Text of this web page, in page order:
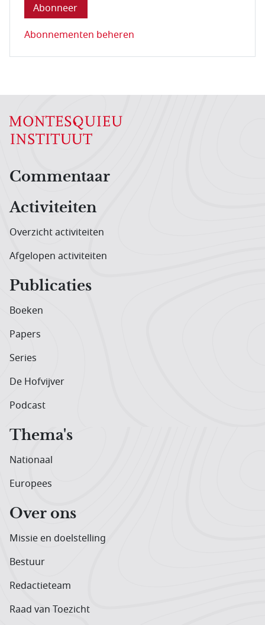
Abonnementen beheren
Hoofdnavigatiemenu
Commentaar
Activiteiten
Overzicht activiteiten
Afgelopen activiteiten
Publicaties
Boeken
Papers
Series
De Hofvijver
Podcast
Thema's
Nationaal
Europees
Over ons
Missie en doelstelling
Bestuur
Redactieteam
Raad van Toezicht